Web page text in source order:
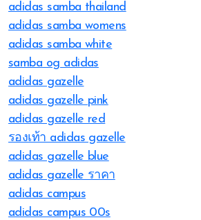
adidas samba thailand
adidas samba womens
adidas samba white
samba og adidas
adidas gazelle
adidas gazelle pink
adidas gazelle red
รองเท้า adidas gazelle
adidas gazelle blue
adidas gazelle ราคา
adidas campus
adidas campus 00s